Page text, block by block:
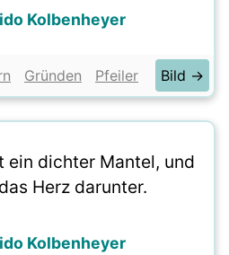
Kolbenheyer
Gründen Pfeiler Bild →
ein dichter Mantel, und
Herz darunter.
Kolbenheyer